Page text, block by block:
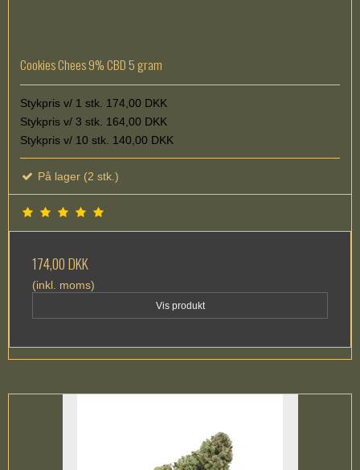
Cookies Chees 9% CBD 5 gram
Stykpris v/ 1 stk. 174,00 DKK
Stykpris v/ 3 stk. 164,00 DKK
Stykpris v/ 10 stk. 140,00 DKK
På lager (2 stk.)
174,00 DKK
(inkl. moms)
Vis produkt